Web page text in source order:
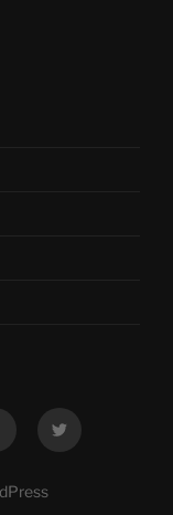
Twitter